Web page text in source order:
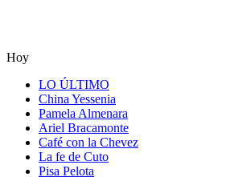
Hoy
LO ÚLTIMO
China Yessenia
Pamela Almenara
Ariel Bracamonte
Café con la Chevez
La fe de Cuto
Pisa Pelota